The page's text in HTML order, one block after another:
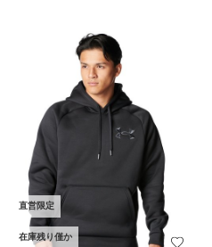
直営限定
在庫残り僅か